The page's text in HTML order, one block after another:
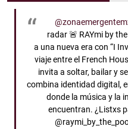
radar 🚨 RAYmi by
a una nueva era con “I
viaje entre el French
invita a soltar, bailar y
combina identidad digital,
donde la música y la
encuentran. ¿Listxs